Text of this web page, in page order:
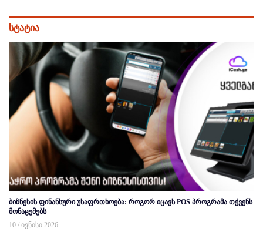
სტატია
ბიზნესის ფინანსური უსაფრთხოება: როგორ იცავს POS პროგრამა თქვენს
მონაცემებს
10 / ივნისი 2026